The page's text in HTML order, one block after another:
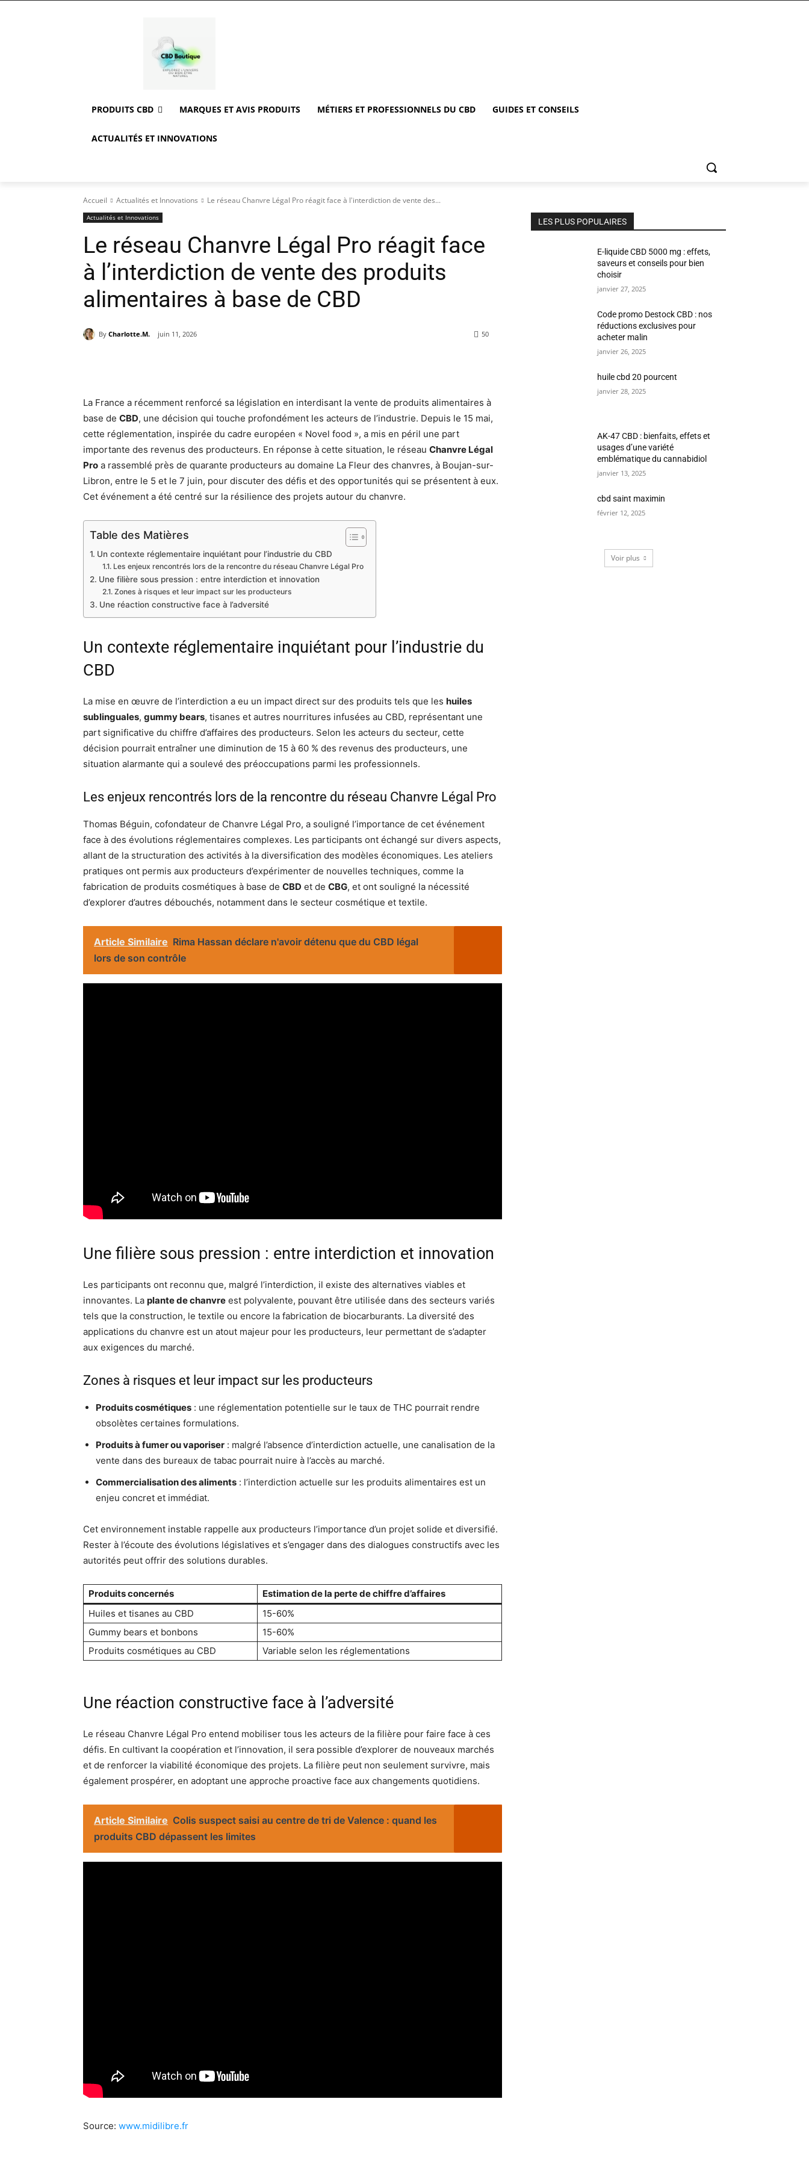
PRODUITS CBD MARQUES ET AVIS PRODUITS MÉTIERS ET PROFESSIONNELS DU CBD GUIDES ET CONSEILS
ACTUALITÉS ET INNOVATIONS
Accueil Actualités et Innovations Le réseau Chanvre Légal Pro réagit face à l'interdiction de vente des...
Actualités et Innovations
Le réseau Chanvre Légal Pro réagit face
à l’interdiction de vente des produits
alimentaires à base de CBD
By Charlotte.M. juin 11, 2026 50
La France a récemment renforcé sa législation en interdisant la vente de produits alimentaires à
base de CBD, une décision qui touche profondément les acteurs de l’industrie. Depuis le 15 mai,
cette réglementation, inspirée du cadre européen « Novel food », a mis en péril une part
importante des revenus des producteurs. En réponse à cette situation, le réseau Chanvre Légal
Pro a rassemblé près de quarante producteurs au domaine La Fleur des chanvres, à Boujan-sur-
Libron, entre le 5 et le 7 juin, pour discuter des défis et des opportunités qui se présentent à eux.
Cet événement a été centré sur la résilience des projets autour du chanvre.
Table des Matières
Un contexte réglementaire inquiétant pour l’industrie du CBD
Les enjeux rencontrés lors de la rencontre du réseau Chanvre Légal Pro
Une filière sous pression : entre interdiction et innovation
Zones à risques et leur impact sur les producteurs
Une réaction constructive face à l’adversité
Un contexte réglementaire inquiétant pour l’industrie du
CBD
La mise en œuvre de l’interdiction a eu un impact direct sur des produits tels que les huiles
sublinguales, gummy bears, tisanes et autres nourritures infusées au CBD, représentant une
part significative du chiffre d’affaires des producteurs. Selon les acteurs du secteur, cette
décision pourrait entraîner une diminution de 15 à 60 % des revenus des producteurs, une
situation alarmante qui a soulevé des préoccupations parmi les professionnels.
Les enjeux rencontrés lors de la rencontre du réseau Chanvre Légal Pro
Thomas Béguin, cofondateur de Chanvre Légal Pro, a souligné l’importance de cet événement
face à des évolutions réglementaires complexes. Les participants ont échangé sur divers aspects,
allant de la structuration des activités à la diversification des modèles économiques. Les ateliers
pratiques ont permis aux producteurs d’expérimenter de nouvelles techniques, comme la
fabrication de produits cosmétiques à base de CBD et de CBG, et ont souligné la nécessité
d’explorer d’autres débouchés, notamment dans le secteur cosmétique et textile.
Article Similaire Rima Hassan déclare n'avoir détenu que du CBD légal
lors de son contrôle
Une filière sous pression : entre interdiction et innovation
Les participants ont reconnu que, malgré l’interdiction, il existe des alternatives viables et
innovantes. La plante de chanvre est polyvalente, pouvant être utilisée dans des secteurs variés
tels que la construction, le textile ou encore la fabrication de biocarburants. La diversité des
applications du chanvre est un atout majeur pour les producteurs, leur permettant de s’adapter
aux exigences du marché.
Zones à risques et leur impact sur les producteurs
Produits cosmétiques : une réglementation potentielle sur le taux de THC pourrait rendre
obsolètes certaines formulations.
Produits à fumer ou vaporiser : malgré l’absence d’interdiction actuelle, une canalisation de la
vente dans des bureaux de tabac pourrait nuire à l’accès au marché.
Commercialisation des aliments : l’interdiction actuelle sur les produits alimentaires est un
enjeu concret et immédiat.
Cet environnement instable rappelle aux producteurs l’importance d’un projet solide et diversifié.
Rester à l’écoute des évolutions législatives et s’engager dans des dialogues constructifs avec les
autorités peut offrir des solutions durables.
Produits concernés
Estimation de la perte de chiffre d’affaires
Huiles et tisanes au CBD
15-60%
Gummy bears et bonbons
15-60%
Produits cosmétiques au CBD
Variable selon les réglementations
Une réaction constructive face à l’adversité
Le réseau Chanvre Légal Pro entend mobiliser tous les acteurs de la filière pour faire face à ces
défis. En cultivant la coopération et l’innovation, il sera possible d’explorer de nouveaux marchés
et de renforcer la viabilité économique des projets. La filière peut non seulement survivre, mais
également prospérer, en adoptant une approche proactive face aux changements quotidiens.
Article Similaire Colis suspect saisi au centre de tri de Valence : quand les
produits CBD dépassent les limites
Source: www.midilibre.fr
LES PLUS POPULAIRES
E-liquide CBD 5000 mg : effets,
saveurs et conseils pour bien
choisir
janvier 27, 2025
Code promo Destock CBD : nos
réductions exclusives pour
acheter malin
janvier 26, 2025
huile cbd 20 pourcent
janvier 28, 2025
AK-47 CBD : bienfaits, effets et
usages d’une variété
emblématique du cannabidiol
janvier 13, 2025
cbd saint maximin
février 12, 2025
Voir plus